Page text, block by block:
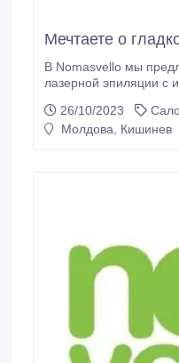
Мечтаете о
В Nomasvello мы
лазерной эпиляции с
волос навсегда стало
благодаря нашей
26/10/2023
Молдова, Кишинев